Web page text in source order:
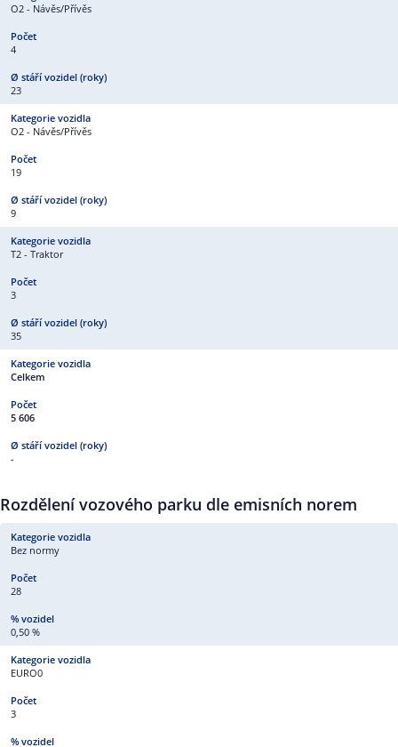
O2 - Návěs/Přívěs
4
23
O2 - Návěs/Přívěs
19
9
T2 - Traktor
3
35
Celkem
5 606
-
Rozdělení vozového parku dle emisních norem
Bez normy
28
0,50 %
EURO0
3